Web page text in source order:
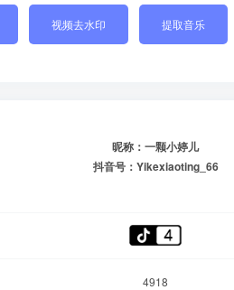
视频去水印 提取音乐
昵称：一颗小婷儿
抖音号：Yikexiaoting_66
4918